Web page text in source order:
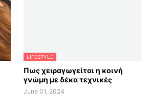
LIFESTYLE
Πως χειραγωγείται η κοινή
γνώμη με δέκα τεχνικές
June 01, 2024